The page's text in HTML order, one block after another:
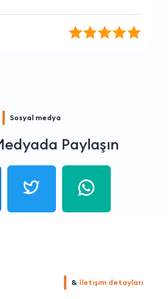
Sosyal medya
Paylaşın
& İletişim detayları